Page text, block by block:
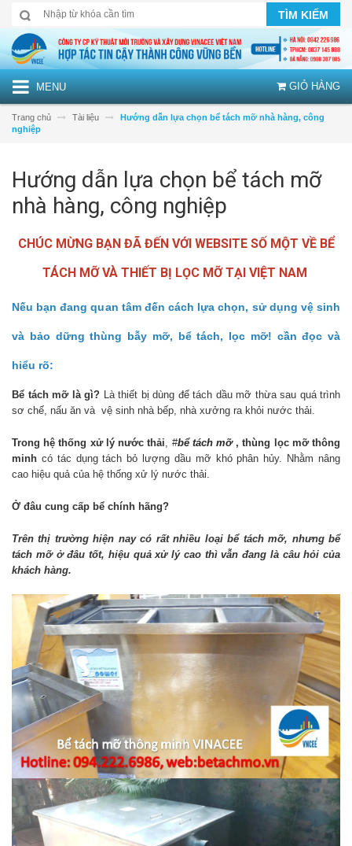
TÌM KIẾM
MENU GIỎ HÀNG
Trang chủ Tài liệu
Hướng dẫn lựa chọn bể tách mỡ nhà hàng, công
nghiệp
Hướng dẫn lựa chọn bể tách mỡ
nhà hàng, công nghiệp
CHÚC MỪNG BẠN ĐÃ ĐẾN VỚI WEBSITE SỐ MỘT VỀ BỂ
TÁCH MỠ VÀ THIẾT BỊ LỌC MỠ TẠI VIỆT NAM
Nếu bạn đang quan tâm đến cách lựa chọn, sử dụng vệ sinh
và bảo dững thùng bẫy mỡ, bể tách, lọc mỡ! cần đọc và
hiểu rõ:
Bể tách mỡ là gì?
Là thiết bị dùng để tách dầu mỡ thừa sau quá trình
sơ chế, nấu ăn và vệ sinh nhà bếp, nhà xưởng ra khỏi nước thải.
Trong hệ thống xử lý nước thải , #bể tách mỡ, thùng lọc mỡ thông
minh có tác dụng tách bỏ lượng dầu mỡ khó phân hủy. Nhằm nâng
cao hiệu quả của hệ thống xử lý nước thải.
Ở đâu cung cấp bể chính hãng?
Trên thị trường hiện nay có rất nhiều loại bể tách mỡ, nhưng bể
tách mỡ ở đâu tốt, hiệu quả xử lý cao thì vẫn đang là câu hỏi của
khách hàng.